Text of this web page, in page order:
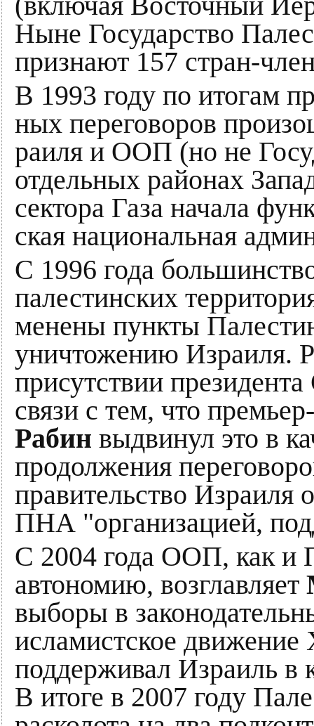
Ныне Государство
признают 157 стран-
В 1993 году по ито­гам
ных пе­ре­го­во­ров
раи­ля и ООП (но не
отдельных рай­онах
сек­то­ра Га­за на­ча­ла
ская на­цио­наль­ная
С 1996 года
па­ле­стин­ских
ме­нены пунк­ты
унич­то­же­нию Из­раи­ля.
присутствии
связи с тем, что
Рабин выдвинул это в
продолжения
правительство Израиля
ПНА "организацией,
С 2004 года ООП, как и
автономию, возглавляет
выборы в
исламистское
поддерживал Израиль в
В итоге в 2007 году